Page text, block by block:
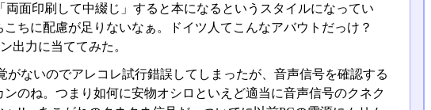
面印刷して中綴じ」すると本になるというスタイルになってい
ちに配慮が足りないなぁ。ドイツ人てこんなアバウトだっけ？
出力に当ててみた。
ないのでアレコレ試行錯誤してしまったが、音声信号を確認する
のね。つまり如何に安物オシロといえど適当に音声信号のクネク